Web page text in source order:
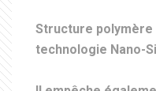
Structure polymère
technologie Nano-